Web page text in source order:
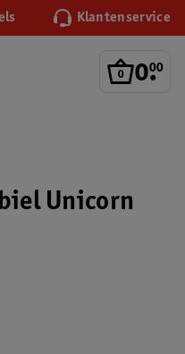
Klantenservice
0.
00
Unicorn